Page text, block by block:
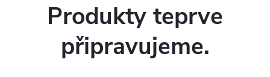
Produkty teprve
připravujeme.